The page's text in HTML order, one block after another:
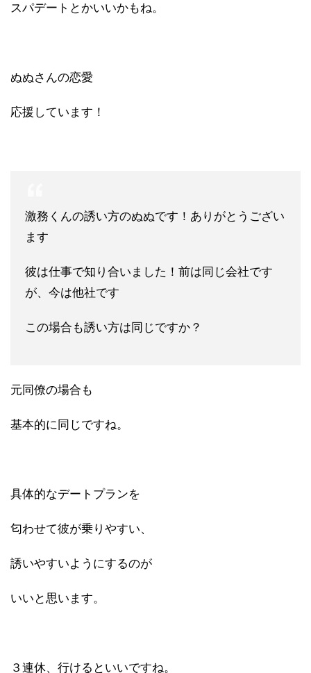
スパデートとかいいかもね。
ぬぬさんの恋愛
応援しています！
激務くんの誘い方のぬぬです！ありがとうござい
ます
彼は仕事で知り合いました！前は同じ会社です
が、今は他社です
この場合も誘い方は同じですか？
元同僚の場合も
基本的に同じですね。
具体的なデートプランを
匂わせて彼が乗りやすい、
誘いやすいようにするのが
いいと思います。
３連休、行けるといいですね。